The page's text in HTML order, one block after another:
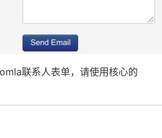
联系人表单，请使用核心的